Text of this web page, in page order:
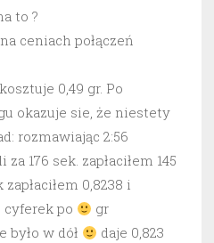
to ?
ceniach połączeń
0,49 gr. Po
okazuje sie, że niestety
rozmawiając 2:56
za 176 sek. zapłaciłem 145
0,8238 i
cyferek po
gr
było w dół
daje 0,823